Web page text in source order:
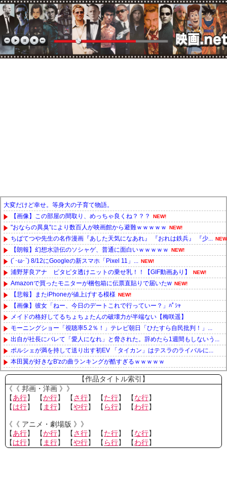
大変だけど幸せ。等身大の子育て物語。
【画像】この部屋の間取り、めっちゃ良くね？？？
NEW!
"おならの異臭"により数百人が映画館から避難ｗｗｗｗｗ NEW!
ちばてつや先生の名作漫画『あした天気になあれ』 『おれは鉄兵』 『少...
【朗報】幻想水滸伝のソシャゲ、普通に面白いｗｗｗｗｗ NEW!
(´･ω･`) 8/12にGoogleの新スマホ「Pixel 11」... NEW!
浦野芽良アナ ピタピタ透けニットの乗せ乳！！【GIF動画あり】 NEW!
Amazonで買ったモニターが梱包箱に伝票直貼りで届いたw NEW!
【悲報】またiPhoneが値上げする模様 NEW!
【画像】彼女「ねー、今日のデートこれで行っていー？」ﾊﾟｼｬ
メイドの格好してるちょちょたんの破壊力が半端ない【梅咲遥】
モーニングショー「視聴率5.2％！」テレビ朝日「ひたすら自民批判！」...
出自が社長にバレて「愛人になれ」と脅された。辞めたら1週間もしないう...
ポルシェが満を持して送り出す初EV 「タイカン」はテスラのライバルに...
本田翼が好きなB'zの曲ランキングが酷すぎるｗｗｗｗｗ
Powered by livedoor 相互RSS
【作品タイトル索引】
《《 邦画・洋画 》》
【あ行】 【か行】 【さ行】 【た行】 【な行】
【は行】 【 ま行】 【や行】 【 ら行】 【わ行】
《《 アニメ・劇場版 》》
【あ行】 【か行】 【さ行】 【た行】 【な行】
【は行】 【 ま行】 【や行】 【 ら行】 【わ行】